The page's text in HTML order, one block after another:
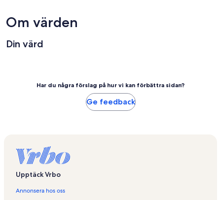
Om värden
Din värd
Har du några förslag på hur vi kan förbättra sidan?
Ge feedback
Upptäck Vrbo
Annonsera hos oss